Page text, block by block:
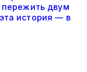
пережить двум
история — в